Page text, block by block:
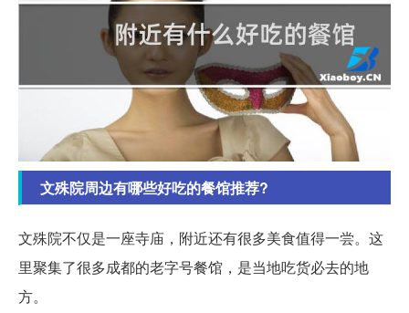
文殊院周边有哪些好吃的餐馆推荐?
文殊院不仅是一座寺庙，附近还有很多美食值得一尝。这
里聚集了很多成都的老字号餐馆，是当地吃货必去的地
方。